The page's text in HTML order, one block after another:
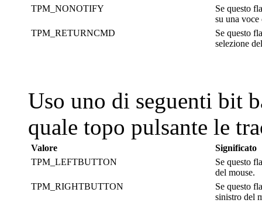
TPM_NONOTIFY
Se questo
su una voce
TPM_RETURNCMD
Se questo
selezione
Uso uno di seguenti bit
quale topo pulsante le
Valore
Significato
TPM_LEFTBUTTON
Se questo
del mouse.
TPM_RIGHTBUTTON
Se questo
sinistro del